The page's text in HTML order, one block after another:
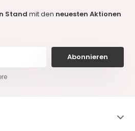
Standmit den neuesten Aktionen
Abonnieren